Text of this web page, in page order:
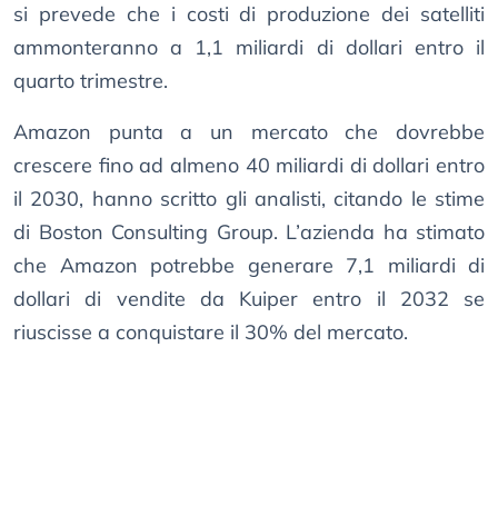
si prevede che i costi di produzione dei satelliti
ammonteranno a 1,1 miliardi di dollari entro il
quarto trimestre.
Amazon punta a un mercato che dovrebbe
crescere fino ad almeno 40 miliardi di dollari entro
il 2030, hanno scritto gli analisti, citando le stime
di Boston Consulting Group. L’azienda ha stimato
che Amazon potrebbe generare 7,1 miliardi di
dollari di vendite da Kuiper entro il 2032 se
riuscisse a conquistare il 30% del mercato.